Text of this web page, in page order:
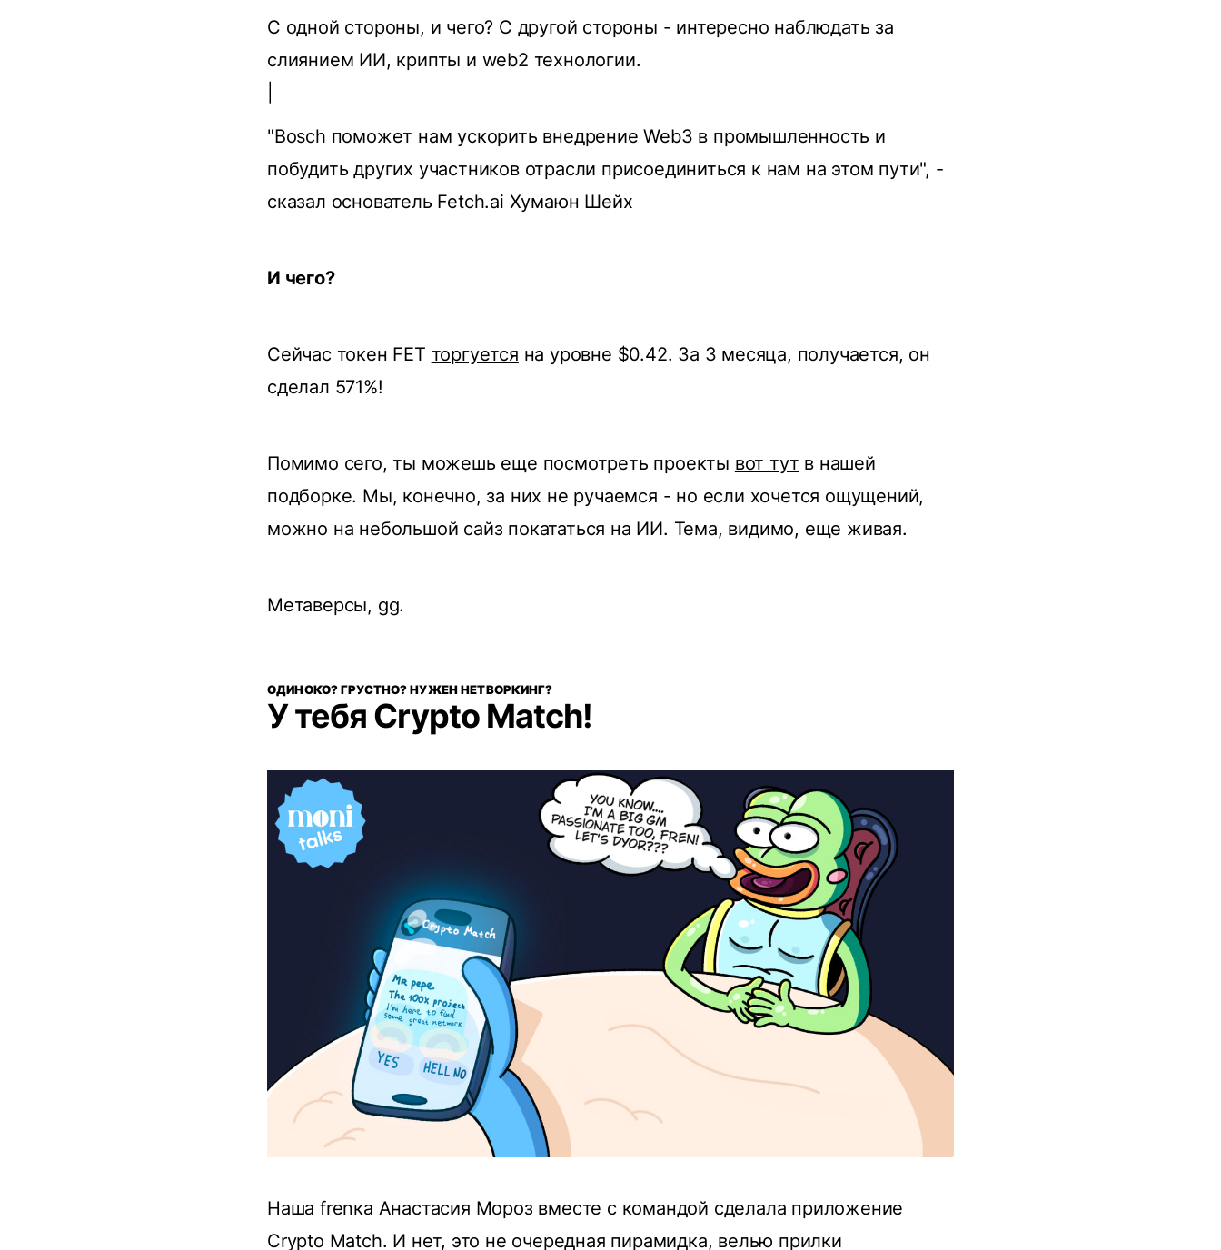
С одной стороны, и чего? С другой стороны - интересно наблюдать за
слиянием ИИ, крипты и web2 технологии.
"Bosch поможет нам ускорить внедрение Web3 в промышленность и
побудить других участников отрасли присоединиться к нам на этом пути", -
сказал основатель Fetch.ai Хумаюн Шейх
И чего?
Сейчас токен FET торгуется на уровне $0.42. За 3 месяца, получается, он
сделал 571%!
Помимо сего, ты можешь еще посмотреть проекты вот тут в нашей
подборке. Мы, конечно, за них не ручаемся - но если хочется ощущений,
можно на небольшой сайз покататься на ИИ. Тема, видимо, еще живая.
Метаверсы, gg.
ОДИНОКО? ГРУСТНО? НУЖЕН НЕТВОРКИНГ?
У тебя Crypto Match!
Наша frenка Анастасия Мороз вместе с командой сделала приложение
Crypto Match. И нет, это не очередная пирамидка, велью прилки